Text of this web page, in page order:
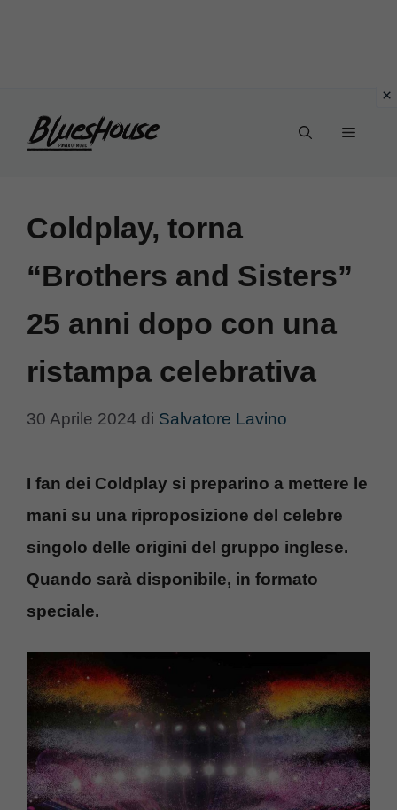
Menu
Coldplay, torna
“Brothers and Sisters”
25 anni dopo con una
ristampa celebrativa
30 Aprile 2024 di Salvatore Lavino
I fan dei Coldplay si preparino a mettere le
mani su una riproposizione del celebre
singolo delle origini del gruppo inglese.
Quando sarà disponibile, in formato
speciale.